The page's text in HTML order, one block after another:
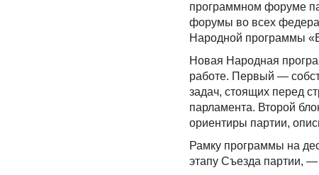
программном форуме
форумы во всех
Народной программы
Новая Народная
работе. Первый —
задач, стоящих перед
парламента. Второй
ориентиры партии,
Рамку программы на
этапу Съезда партии,